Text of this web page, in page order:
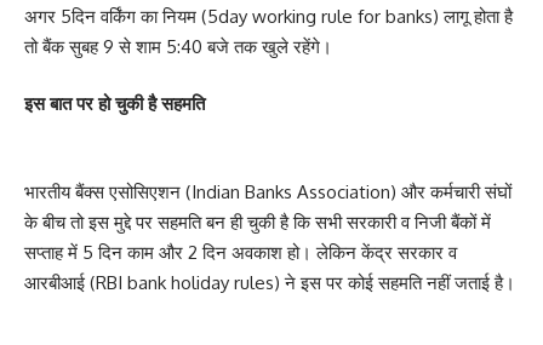
अगर 5दिन वर्किंग का नियम (5day working rule for banks) लागू होता है
तो बैंक सुबह 9 से शाम 5:40 बजे तक खुले रहेंगे।
इस बात पर हो चुकी है सहमति
भारतीय बैंक्स एसोसिएशन (Indian Banks Association) और कर्मचारी संघों
के बीच तो इस मुद्दे पर सहमति बन ही चुकी है कि सभी सरकारी व निजी बैंकों में
सप्ताह में 5 दिन काम और 2 दिन अवकाश हो। लेकिन केंद्र सरकार व
आरबीआई (RBI bank holiday rules) ने इस पर कोई सहमति नहीं जताई है।